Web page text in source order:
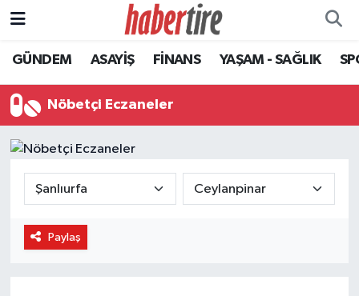
GÜNDEM ASAYİŞ FİNANS YAŞAM - SAĞLIK
Nöbetçi Eczaneler
Paylaş
Tire Nöbetçi Eczaneler
Tire Hava Durumu
Tire Trafik Yoğunluk Haritası
Süper Lig Puan Durumu ve Fikstür
Tüm Manşetler